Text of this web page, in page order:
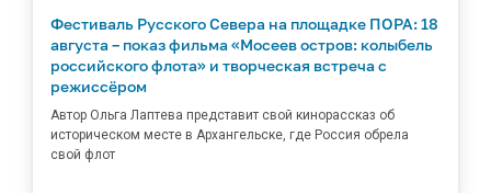
Фестиваль Русского Севера на площадке ПОРА: 18
августа – показ фильма «Мосеев остров: колыбель
российского флота» и творческая встреча с
режиссёром
Автор Ольга Лаптева представит свой кинорассказ об
историческом месте в Архангельске, где Россия обрела
свой флот